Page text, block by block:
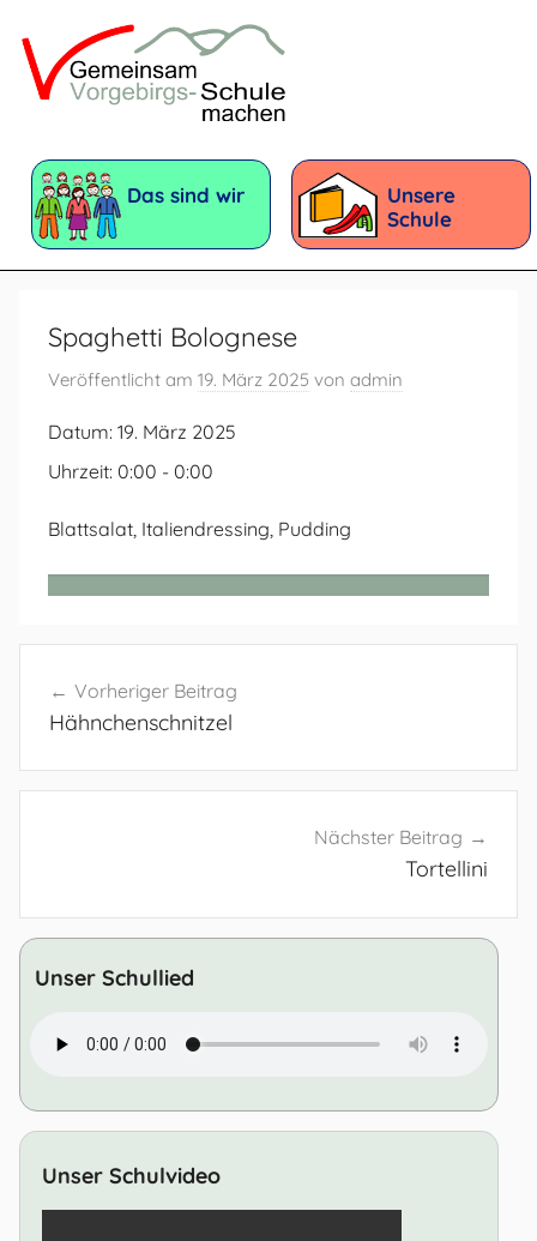
Inhalt
springen
Vorgebirgsschule
mit
dem
Förderschwerpunkt:
Das sind wir
Unsere
Schule
Spaghetti Bolognese
Veröffentlicht am 19. März 2025 von admin
Datum: 19. März 2025
Uhrzeit: 0:00 - 0:00
Blattsalat, Italiendressing, Pudding
Vorheriger Beitrag
Hähnchenschnitzel
Nächster Beitrag
Tortellini
Unser Schullied
Unser Schulvideo